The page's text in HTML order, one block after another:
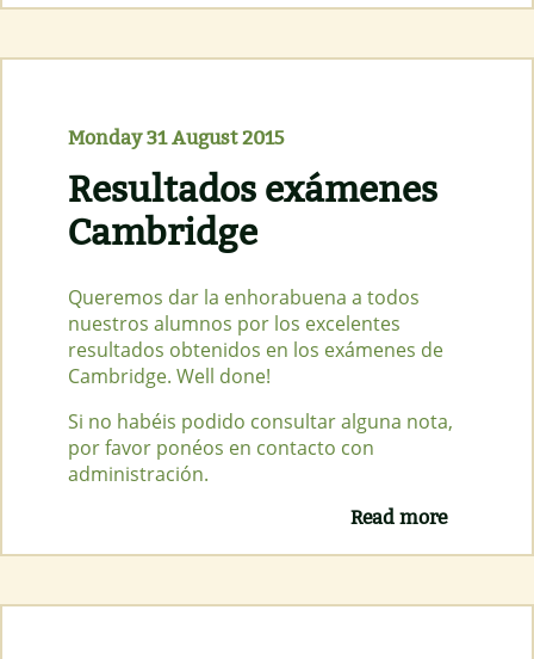
CELTA
Course
Monday 31 August 2015
Resultados exámenes
Cambridge
Queremos dar la enhorabuena a todos
nuestros alumnos por los excelentes
resultados obtenidos en los exámenes de
Cambridge. Well done!
Si no habéis podido consultar alguna nota,
por favor ponéos en contacto con
administración.
Read moreabout